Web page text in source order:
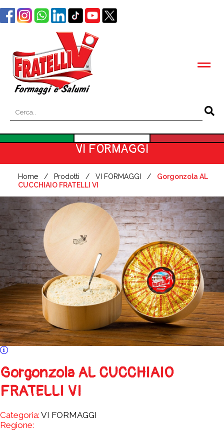
VI FORMAGGI
Home Prodotti VI FORMAGGI
Gorgonzola AL
CUCCHIAIO FRATELLI VI
Gorgonzola AL CUCCHIAIO
FRATELLI VI
Categoria: VI FORMAGGI
Regione: